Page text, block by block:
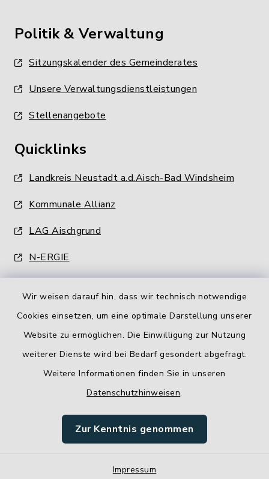
Wir weisen darauf hin, dass wir technisch notwendige
Cookies einsetzen, um eine optimale Darstellung unserer
Website zu ermöglichen. Die Einwilligung zur Nutzung
weiterer Dienste wird bei Bedarf gesondert abgefragt.
Weitere Informationen finden Sie in unseren
Datenschutzhinweisen.
Zur Kenntnis genommen
Impressum
Politik & Verwaltung
Sitzungskalender des Gemeinderates
Unsere Verwaltungsdienstleistungen
Stellenangebote
Quicklinks
Landkreis Neustadt a.d.Aisch-Bad Windsheim
Kommunale Allianz
LAG Aischgrund
N-ERGIE
Barrierefreiheit
Impressum
Sitemap